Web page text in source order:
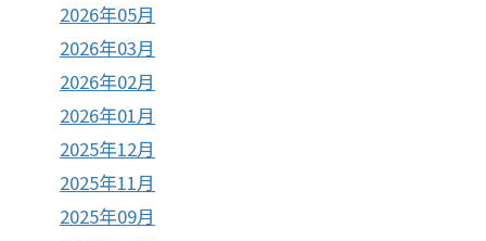
2026年05月
2026年03月
2026年02月
2026年01月
2025年12月
2025年11月
2025年09月